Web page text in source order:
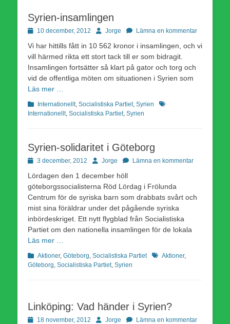
Syrien-insamlingen
Publicerad
10 december, 2012 Författare
Jorge Lämna en kommentar
Vi har hittills fått in 10 562 kronor i insamlingen, och vi
vill härmed rikta ett stort tack till er som bidragit.
Insamlingen fortsätter så klart på gator och torg och
vid de offentliga möten om situationen i Syrien som
Läs mer …
Kategorier
Internationellt, Socialistiska Partiet, Syrien
Etiketter
Internationellt, Socialistiska Partiet, Syrien
Syrien-solidaritet i Göteborg
Publicerad
3 december, 2012 Författare
Jorge Lämna en kommentar
Lördagen den 1 december höll
göteborgssocialisterna Röd Lördag i Frölunda
Centrum för de syriska barn som drabbats svårt och
mist sina föräldrar under det pågående syriska
inbördeskriget. Ett nytt flygblad från Socialistiska
Partiet om den nationella insamlingen för de lokala
Läs mer …
Kategorier
Aktioner, Göteborg Socialistiska Partiet Etiketter
Aktioner,
Göteborg Socialistiska Partiet, Syrien
Linköping: Vad händer i Syrien?
Publicerad
18 november, 2012 Författare
Jorge Lämna en kommentar